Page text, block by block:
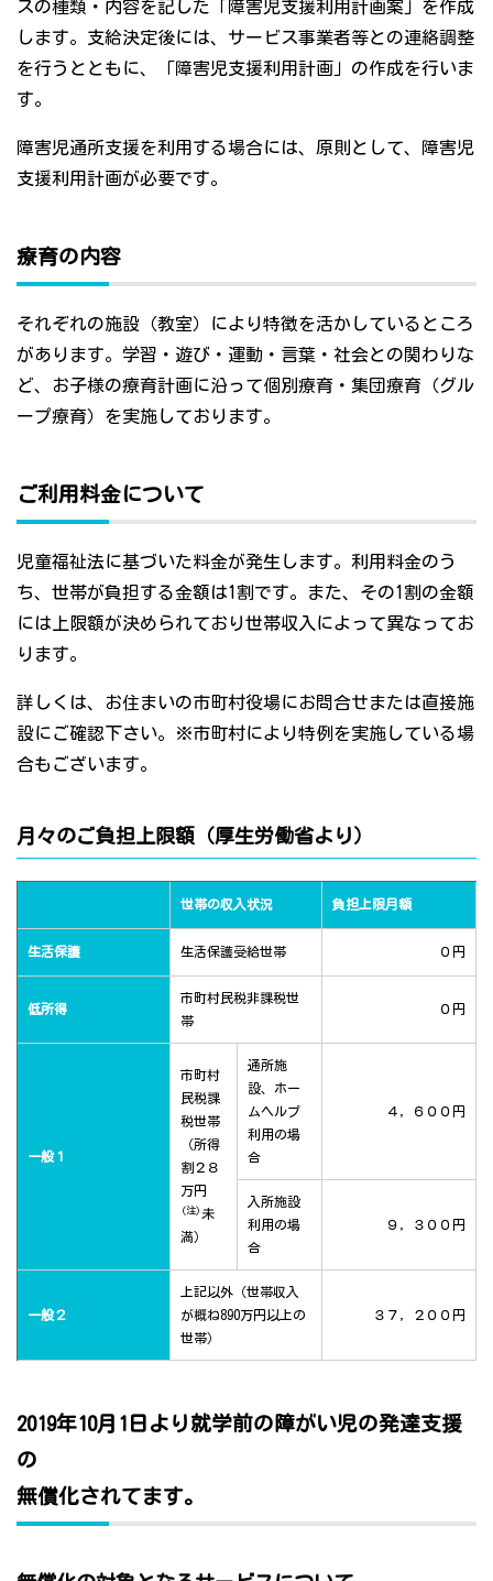
スの種類・内容を記した「障害児支援利用計画案」を作成
します。支給決定後には、サービス事業者等との連絡調整
を行うとともに、「障害児支援利用計画」の作成を行いま
す。
障害児通所支援を利用する場合には、原則として、障害児
支援利用計画が必要です。
療育の内容
それぞれの施設（教室）により特徴を活かしているところ
があります。学習・遊び・運動・言葉・社会との関わりな
ど、お子様の療育計画に沿って個別療育・集団療育（グル
ープ療育）を実施しております。
ご利用料金について
児童福祉法に基づいた料金が発生します。利用料金のう
ち、世帯が負担する金額は1割です。また、その1割の金額
には上限額が決められており世帯収入によって異なってお
ります。
詳しくは、お住まいの市町村役場にお問合せまたは直接施
設にご確認下さい。※市町村により特例を実施している場
合もございます。
月々のご負担上限額（厚生労働省より）
世帯の収入状況 負担上限月額
生活保護 生活保護受給世帯 ０円
低所得
市町村民税非課税世
帯
０円
一般１
市町村
民税課
税世帯
（所得
割２８
万円
(注) 未
満）
通所施
設、ホー
ムヘルプ
利用の場
合
４，６００円
入所施設
利用の場
合
９，３００円
一般２
上記以外（世帯収入
が概ね890万円以上の
世帯）
３７，２００円
2019年10月1日より就学前の障がい児の発達支援
の
無償化されてます。